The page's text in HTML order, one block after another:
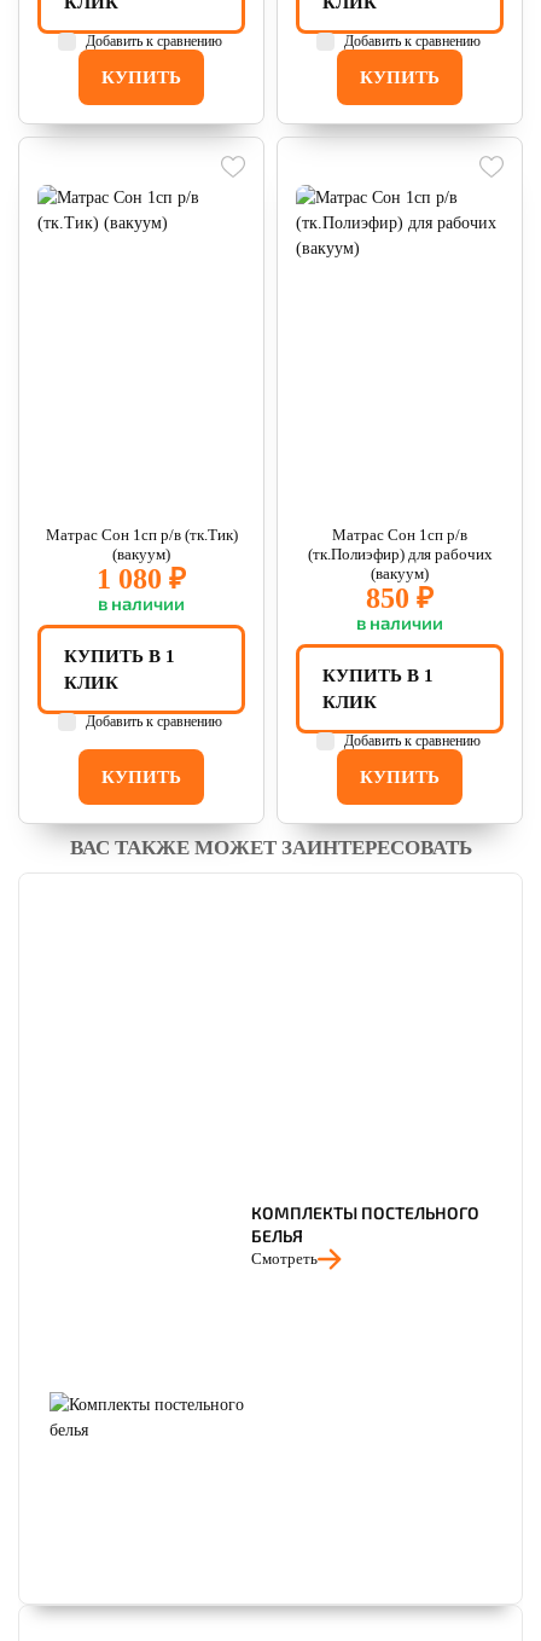
КУПИТЬ
Добавить к сравнению
КУПИТЬ
Добавить к сравнению
Матрас Сон 1сп р/в (тк.Тик)
(вакуум)
1 080 ₽
в наличии
КУПИТЬ
КУПИТЬ В 1
КЛИК
Добавить к сравнению
Матрас Сон 1сп р/в
(тк.Полиэфир) для рабочих
(вакуум)
850 ₽
в наличии
КУПИТЬ
КУПИТЬ В 1
КЛИК
Добавить к сравнению
ВАС ТАКЖЕ МОЖЕТ ЗАИНТЕРЕСОВАТЬ
КОМПЛЕКТЫ ПОСТЕЛЬНОГО
БЕЛЬЯ
Смотреть